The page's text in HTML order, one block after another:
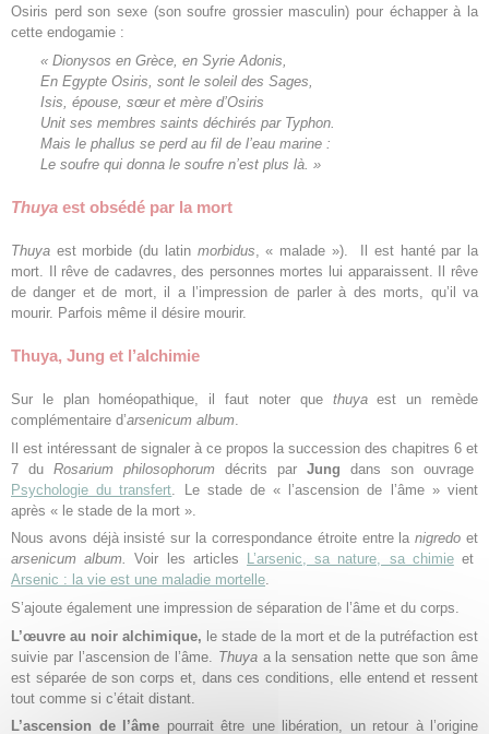
Osiris perd son sexe (son soufre grossier masculin) pour échapper à la
cette endogamie :
« Dionysos en Grèce, en Syrie Adonis,
En Egypte Osiris, sont le soleil des Sages,
Isis, épouse, sœur et mère d’Osiris
Unit ses membres saints déchirés par Typhon.
Mais le phallus se perd au fil de l’eau marine :
Le soufre qui donna le soufre n’est plus là. »
Thuya est obsédé par la mort
Thuya est morbide (du latin morbidus , « malade »). Il est hanté par la
mort. Il rêve de cadavres, des personnes mortes lui apparaissent. Il rêve
de danger et de mort, il a l’impression de parler à des morts, qu’il va
mourir. Parfois même il désire mourir.
Thuya, Jung et l’alchimie
Sur le plan homéopathique, il faut noter quethuyaest un remède
complémentaire d’arsenicum album.
Il est intéressant de signaler à ce propos la succession des chapitres 6 et
7 du Rosarium philosophorum décrits par Jung dans son ouvrage
Psychologie du transfert . Le stade de « l’ascension de l’âme » vient
après « le stade de la mort ».
Nous avons déjà insisté sur la correspondance étroite entre lanigredo et
arsenicum album. Voir les articles L’arsenic, sa nature, sa chimieet
Arsenic : la vie est une maladie mortelle.
S’ajoute également une impression de séparation de l’âme et du corps.
L’œuvre au noir alchimique, le stade de la mort et de la putréfaction est
suivie par l’ascension de l’âme. Thuyaa la sensation nette que son âme
est séparée de son corps et, dans ces conditions, elle entend et ressent
tout comme si c’était distant.
L’ascension de l’âme pourrait être une libération, un retour à l’origine